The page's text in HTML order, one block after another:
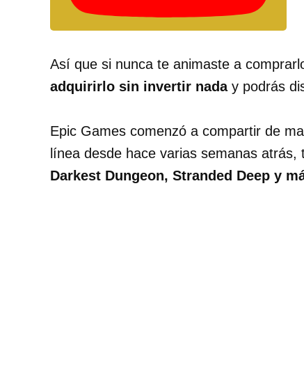
Así que si nunca te animaste a
adquirirlo sin invertir naday podrás
Epic Games comenzó a compartir de
línea desde hace varias semanas atrás,
Darkest Dungeon, Stranded Deep y